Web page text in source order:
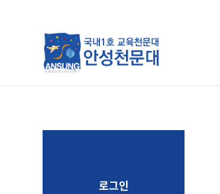
하위분류
로그인